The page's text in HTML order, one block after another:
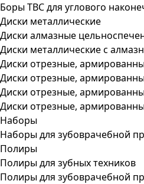
Боры ТВС для углового
Диски металлические
Диски алмазные
Диски металлические с
Диски отрезные,
Диски отрезные,
Диски отрезные,
Диски отрезные,
Наборы
Наборы для зубоврачебной
Полиры
Полиры для зубных техников
Полиры для зубоврачебной